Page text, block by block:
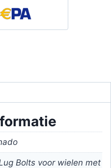
Bolts voor wielen met